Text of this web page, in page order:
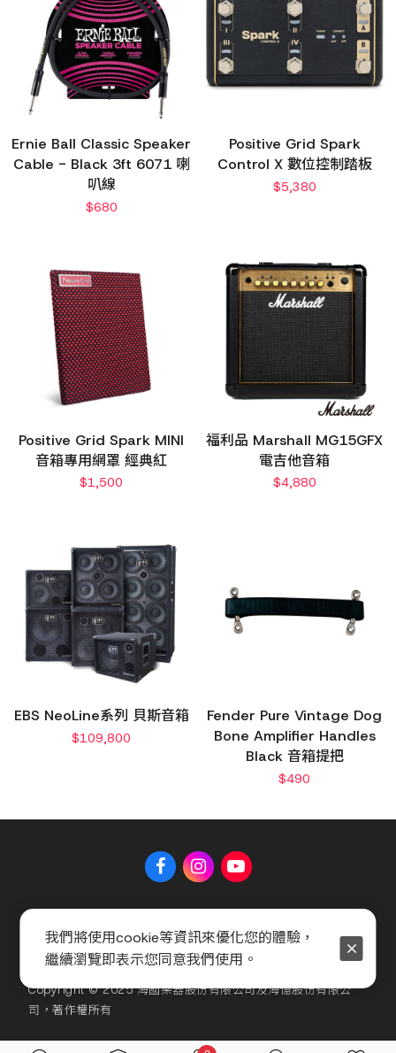
Ernie Ball Classic Speaker
Cable - Black 3ft 6071 喇
叭線
$680
Positive Grid Spark
Control X 數位控制踏板
$5,380
Positive Grid Spark MINI
音箱專用網罩 經典紅
$1,500
福利品 Marshall MG15GFX
電吉他音箱
$4,880
EBS NeoLine系列 貝斯音箱
$109,800
Fender Pure Vintage Dog
Bone Amplifier Handles
Black 音箱提把
$490
隱私權政策 官方聲明
Copyright © 2025 海國樂器股份有限公司及海億股份有限公
司，著作權所有
我們將使用cookie等資訊來優化您的體驗，
繼續瀏覽即表示您同意我們使用。